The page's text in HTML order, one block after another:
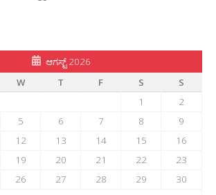
ಆಗಸ್ಟ್ 2026
W T F S
S
1
2
5 6 7 8
9
12 13 14 15
16
19 20 21 22
23
26 27 28 29
30